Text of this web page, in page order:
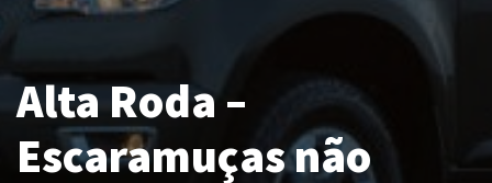
Alta Roda –
Escaramuças não